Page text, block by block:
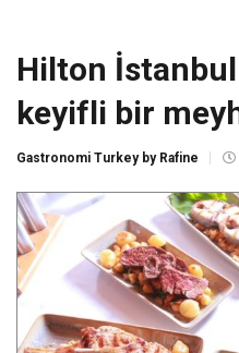
Hilton
keyifli bir
Gastronomi Turkey by Rafine